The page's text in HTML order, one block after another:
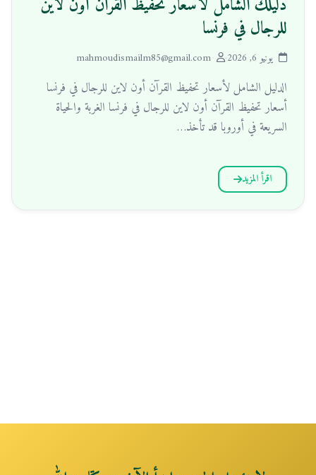
للرجال في فرنسا
يونيو 6, 2026 ·
الدليل الشامل لأسعار تحفيظ القرآن أون لاين للرجال في فرنسا
أسعار تحفيظ القرآن أون لاين للرجال في فرنسا الغربة والحياة
السريعة في أوروبا قد تأخذ…
اقرأ المزيد